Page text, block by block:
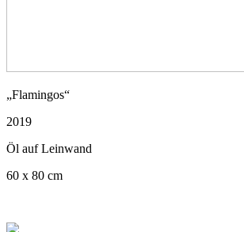
„Flamingos“
2019
Öl auf Leinwand
60 x 80 cm